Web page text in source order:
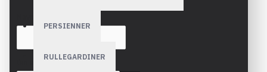
PERSIENNER
RULLEGARDINER
Din anmeldelse